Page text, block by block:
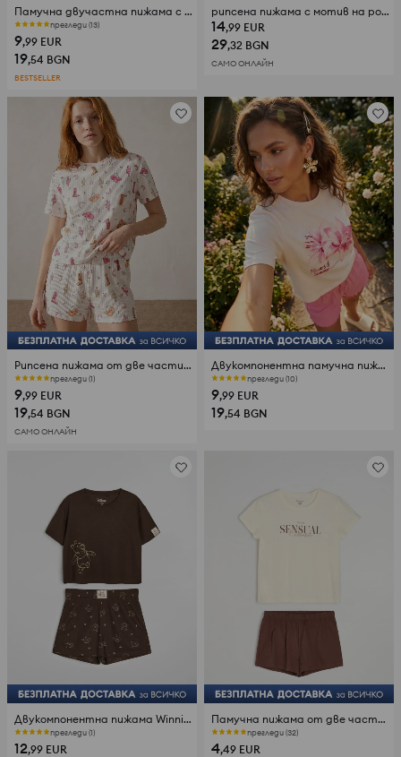
Памучна двучастна пижама с мотив панделки
прегледи (13)
9,99 EUR
19,54 BGN
BESTSELLER
рипсена пижама с мотив на рози
14,99 EUR
29,32 BGN
САМО ОНЛАЙН
Рипсена пижама от две части с мотив Дивия запад
прегледи (1)
9,99 EUR
19,54 BGN
САМО ОНЛАЙН
Двукомпонентна памучна пижама с флорален мотив
прегледи (10)
9,99 EUR
19,54 BGN
Двукомпонентна пижама Winnie the Pooh
прегледи (1)
12,99 EUR
Памучна пижама от две части с надпис и джърси завършек
прегледи (32)
4,49 EUR